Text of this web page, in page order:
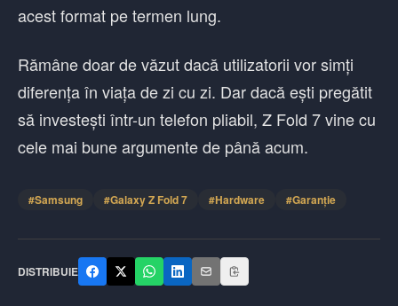
acest format pe termen lung.
Rămâne doar de văzut dacă utilizatorii vor simți
diferența în viața de zi cu zi. Dar dacă ești pregătit
să investești într-un telefon pliabil, Z Fold 7 vine cu
cele mai bune argumente de până acum.
#Samsung #Galaxy Z Fold 7 #Hardware #Garanție
DISTRIBUIE